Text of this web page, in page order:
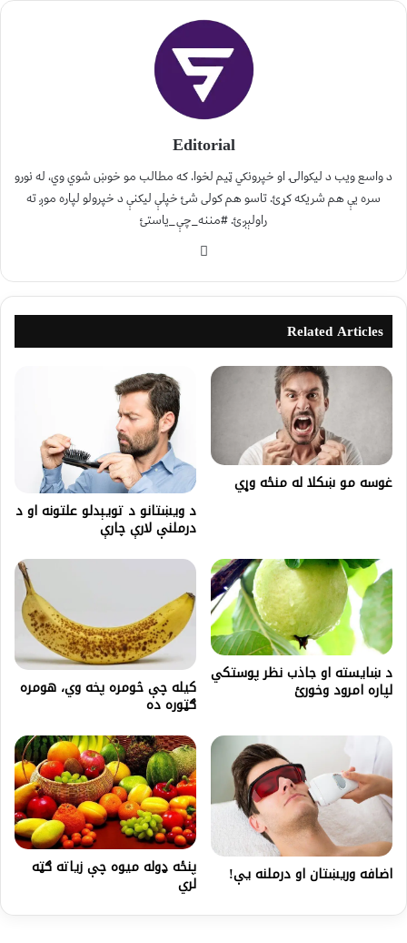
Editorial
د واسع ویب د لیکوالۍ او خپرونکي ټیم لخوا. که مطالب مو خوښ شوي وي، له نورو
سره یې هم شریکه کړئ. تاسو هم کولی شئ خپلې لیکنې د خپرولو لپاره موږ ته
راولېږئ. #مننه_چې_یاستئ
Related Articles
غوسه مو ښکلا له منځه وړي
د ویښتانو د تویېدلو علتونه او د
درملنې لارې چارې
د ښایسته او جاذب نظر پوستکي
لپاره امرود وخورئ کیله چې څومره پخه وي، هومره
ګټوره ده
اضافه وریښتان او درملنه یې! پنځه ډوله میوه چې زیاته ګټه
لري